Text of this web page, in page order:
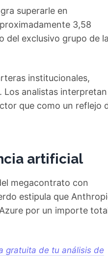
superarle en
3,58
del exclusivo grupo de
institucionales,
Los analistas interpretan
que como un reflejo
artificial
megacontrato con
estipula que
por un importe
gratuita de tu análisis de